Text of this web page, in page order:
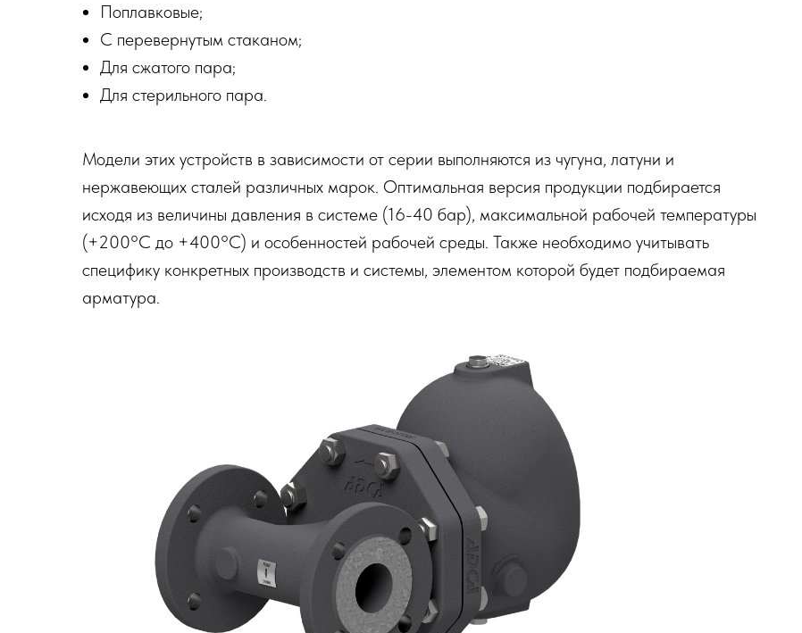
Поплавковые;
С перевернутым стаканом;
Для сжатого пара;
Для стерильного пара.
Модели этих устройств в зависимости от серии выполняются из чугуна, латуни и
нержавеющих сталей различных марок. Оптимальная версия продукции подбирается
исходя из величины давления в системе (16-40 бар), максимальной рабочей температуры
(+200°C до +400°C) и особенностей рабочей среды. Также необходимо учитывать
специфику конкретных производств и системы, элементом которой будет подбираемая
арматура.